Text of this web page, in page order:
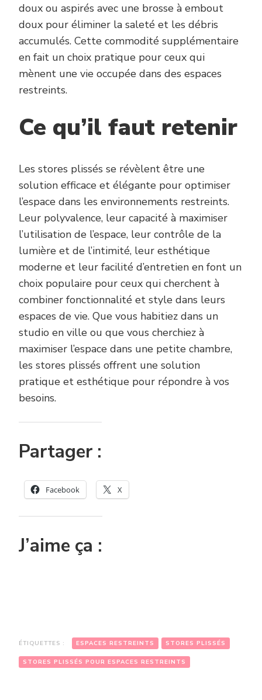
doux ou aspirés avec une brosse à embout
doux pour éliminer la saleté et les débris
accumulés. Cette commodité supplémentaire
en fait un choix pratique pour ceux qui
mènent une vie occupée dans des espaces
restreints.
Ce qu’il faut retenir
Les stores plissés se révèlent être une
solution efficace et élégante pour optimiser
l’espace dans les environnements restreints.
Leur polyvalence, leur capacité à maximiser
l’utilisation de l’espace, leur contrôle de la
lumière et de l’intimité, leur esthétique
moderne et leur facilité d’entretien en font un
choix populaire pour ceux qui cherchent à
combiner fonctionnalité et style dans leurs
espaces de vie. Que vous habitiez dans un
studio en ville ou que vous cherchiez à
maximiser l’espace dans une petite chambre,
les stores plissés offrent une solution
pratique et esthétique pour répondre à vos
besoins.
Partager :
Facebook X
J’aime ça :
ÉTIQUETTES : ESPACES RESTREINTS STORES PLISSÉS
STORES PLISSÉS POUR ESPACES RESTREINTS